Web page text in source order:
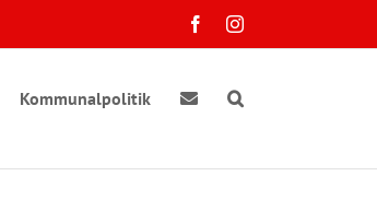
FacebookInstagram
Kommunalpolitik